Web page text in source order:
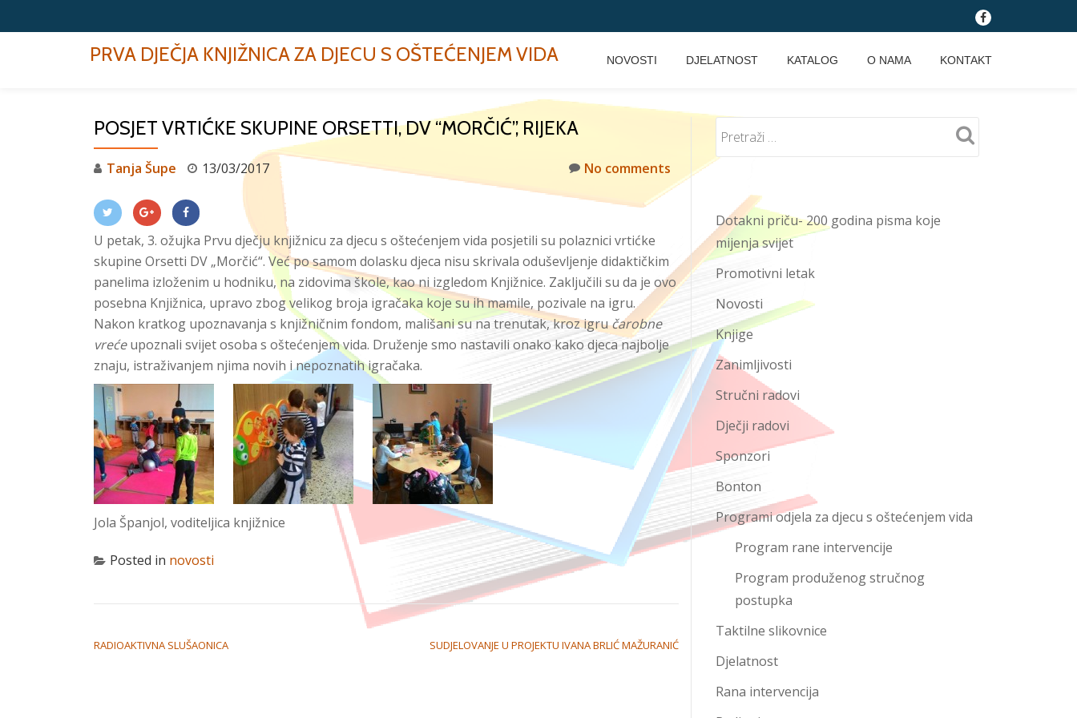
fa-
PRVA DJEČJA KNJIŽNICA ZA DJECU S OŠTEĆENJEM VIDA NOVOSTI DJELATNOST KATALOG O NAMA KONTAKT
POSJET VRTIĆKE SKUPINE ORSETTI, DV “MORČIĆ”, RIJEKA
Tanja Šupe 13/03/2017 No comments
U petak, 3. ožujka Prvu dječju knjižnicu za djecu s oštećenjem vida posjetili su polaznici vrtićke
skupine Orsetti DV „Morčić“. Već po samom dolasku djeca nisu skrivala oduševljenje didaktičkim
panelima izloženim u hodniku, na zidovima škole, kao ni izgledom Knjižnice. Zaključili su da je ovo
posebna Knjižnica, upravo zbog velikog broja igračaka koje su ih mamile, pozivale na igru.
Nakon kratkog upoznavanja s knjižničnim fondom, mališani su na trenutak, kroz igručarobne
vrećeupoznali svijet osoba s oštećenjem vida. Druženje smo nastavili onako kako djeca najbolje
znaju, istraživanjem njima novih i nepoznatih igračaka.
Jola Španjol, voditeljica knjižnice
Posted in novosti
RADIOAKTIVNA SLUŠAONICA SUDJELOVANJE U PROJEKTU IVANA BRLIĆ MAŽURANIĆ
Dotakni priču- 200 godina pisma koje
mijenja svijet
Promotivni letak
Novosti
Knjige
Zanimljivosti
Stručni radovi
Dječji radovi
Sponzori
Bonton
Programi odjela za djecu s oštećenjem vida
Program rane intervencije
Program produženog stručnog
postupka
Taktilne slikovnice
Djelatnost
Rana intervencija